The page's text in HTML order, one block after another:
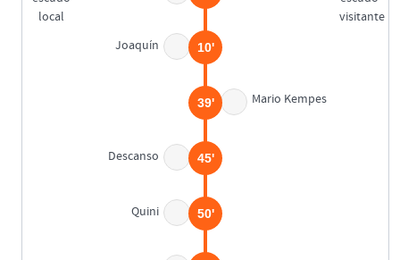
Joaquín 10'
Mario Kempes
39'
Descanso 45'
Quini 50'